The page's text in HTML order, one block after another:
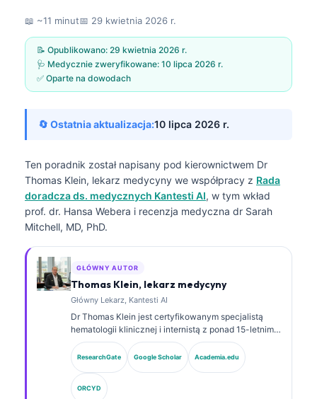
📖 ~11 minut📅 29 kwietnia 2026 r.
📝 Opublikowano: 29 kwietnia 2026 r.
🩺 Medycznie zweryfikowane: 10 lipca 2026 r.
✅ Oparte na dowodach
🔄 Ostatnia aktualizacja:10 lipca 2026 r.
Ten poradnik został napisany pod kierownictwem Dr
Thomas Klein, lekarz medycyny we współpracy z Rada
doradcza ds. medycznych Kantesti AI, w tym wkład
prof. dr. Hansa Webera i recenzja medyczna dr Sarah
Mitchell, MD, PhD.
GŁÓWNY AUTOR
Thomas Klein, lekarz medycyny
Główny Lekarz, Kantesti AI
Dr Thomas Klein jest certyfikowanym specjalistą
hematologii klinicznej i internistą z ponad 15-letnim
doświadczeniem w medycynie laboratoryjnej oraz
analizie klinicznej wspomaganej przez AI. Jako Chief
Medical Officer w Kantesti AI sprawuje nadzór
kliniczny nad medyczną dokładnością zastrzeżonej
sieci neuronowej. Dr Klein opublikował obszernie
ResearchGate Google Scholar Academia.edu
ORCYD